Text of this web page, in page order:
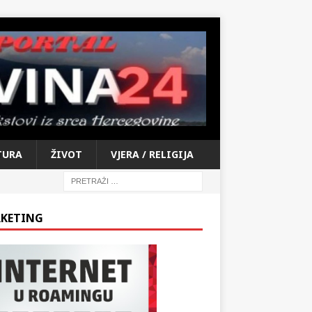
ŽIVOT VJERA / RELIGIJA